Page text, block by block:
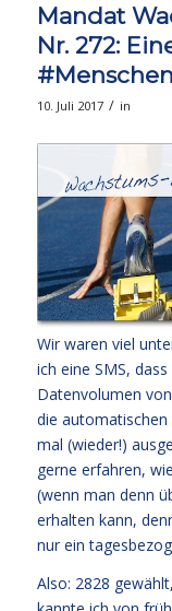
Mandat
Nr. 272:
10. Juli 2017 / in
Wir waren viel
ich eine SMS,
Datenvolumen
die
mal (wieder!)
gerne erfahren,
(wenn man denn
erhalten kann,
nur ein
Also: 2828